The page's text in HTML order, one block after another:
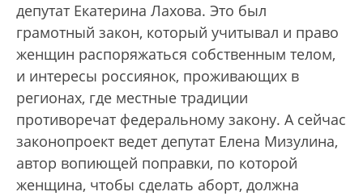
депутат Екатерина Лахова. Это был
грамотный закон, который учитывал и право
женщин распоряжаться собственным телом,
и интересы россиянок, проживающих в
регионах, где местные традиции
противоречат федеральному закону. А сейчас
законопроект ведет депутат Елена Мизулина,
автор вопиющей поправки, по которой
женщина, чтобы сделать аборт, должна